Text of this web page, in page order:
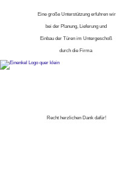
Eine große Unterstützung erfuhren wir
bei der Planung, Lieferung und
Einbau der Türen im Untergeschoß
durch die Firma
Recht herzlichen Dank dafür!